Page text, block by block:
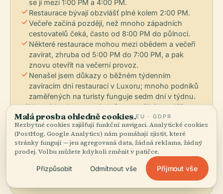
se jí mezi 1:00 PM a 4:00 PM.
check Restaurace bývají obzvlášť plné kolem 2:00 PM.
checkVečeře začíná později, než mnoho západních
cestovatelů čeká, často od 8:00 PM do půlnoci.
check Některé restaurace mohou mezi obědem a večeří
zavírat, zhruba od 5:00 PM do 7:00 PM, a pak
znovu otevřít na večerní provoz.
check Nenašel jsem důkazy o běžném týdenním
zavíracím dni restaurací v Luxoru; mnoho podniků
zaměřených na turisty funguje sedm dní v týdnu.
checkNa trzích v Luxoru pátek často začíná později:
hlavní přehledy trhů uvádějí v pátek otevření v 1:00
PM místo obvyklého ranního začátku.
checkNa účtech v restauracích bývá často započítán
servisní poplatek 10-12 %, ale za dobrou obsluhu
je stále zvykem přidat spropitné v hotovosti.
Spropitné je v Egyptě běžnou součástí kultury
služeb a často se označuje jako bakšiš.
Malá prosba ohledně cookies.EU · GDPR
Nezbytné cookies zajišťují funkční navigaci. Analytické cookies
(PostHog, Google Analytics) nám pomáhají zjistit, které
stránky fungují — jen agregovaná data, žádná reklama, žádný
prodej. Volbu můžete kdykoli změnit v patičce.
Přizpůsobit Odmítnout vše Přijmout vše